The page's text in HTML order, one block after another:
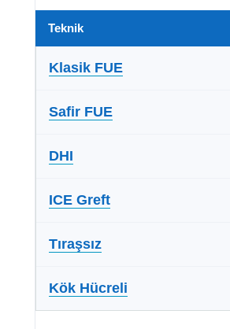
Teknik
Klasik FUE
Safir FUE
DHI
ICE Greft
Tıraşsız
Kök Hücreli